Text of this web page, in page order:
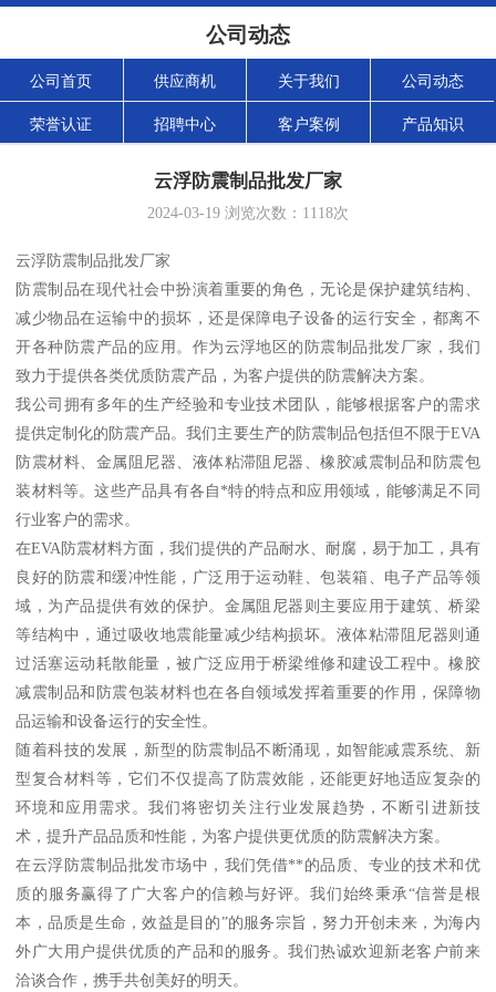
公司动态
公司首页 供应商机 关于我们 公司动态
荣誉认证 招聘中心 客户案例 产品知识
云浮防震制品批发厂家
2024-03-19 浏览次数： 1118次
云浮防震制品批发厂家
防震制品在现代社会中扮演着重要的角色，无论是保护建筑结构、
减少物品在运输中的损坏，还是保障电子设备的运行安全，都离不
开各种防震产品的应用。作为云浮地区的防震制品批发厂家，我们
致力于提供各类优质防震产品，为客户提供的防震解决方案。
我公司拥有多年的生产经验和专业技术团队，能够根据客户的需求
提供定制化的防震产品。我们主要生产的防震制品包括但不限于EVA
防震材料、金属阻尼器、液体粘滞阻尼器、橡胶减震制品和防震包
装材料等。这些产品具有各自*特的特点和应用领域，能够满足不同
行业客户的需求。
在EVA防震材料方面，我们提供的产品耐水、耐腐，易于加工，具有
良好的防震和缓冲性能，广泛用于运动鞋、包装箱、电子产品等领
域，为产品提供有效的保护。金属阻尼器则主要应用于建筑、桥梁
等结构中，通过吸收地震能量减少结构损坏。液体粘滞阻尼器则通
过活塞运动耗散能量，被广泛应用于桥梁维修和建设工程中。橡胶
减震制品和防震包装材料也在各自领域发挥着重要的作用，保障物
品运输和设备运行的安全性。
随着科技的发展，新型的防震制品不断涌现，如智能减震系统、新
型复合材料等，它们不仅提高了防震效能，还能更好地适应复杂的
环境和应用需求。我们将密切关注行业发展趋势，不断引进新技
术，提升产品品质和性能，为客户提供更优质的防震解决方案。
在云浮防震制品批发市场中，我们凭借**的品质、专业的技术和优
质的服务赢得了广大客户的信赖与好评。我们始终秉承“信誉是根
本，品质是生命，效益是目的”的服务宗旨，努力开创未来，为海内
外广大用户提供优质的产品和的服务。我们热诚欢迎新老客户前来
洽谈合作，携手共创美好的明天。